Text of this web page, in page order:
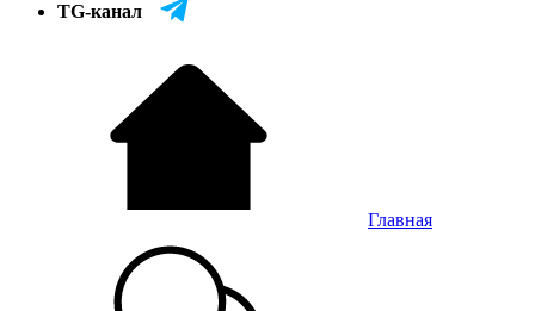
TG-канал
Главная